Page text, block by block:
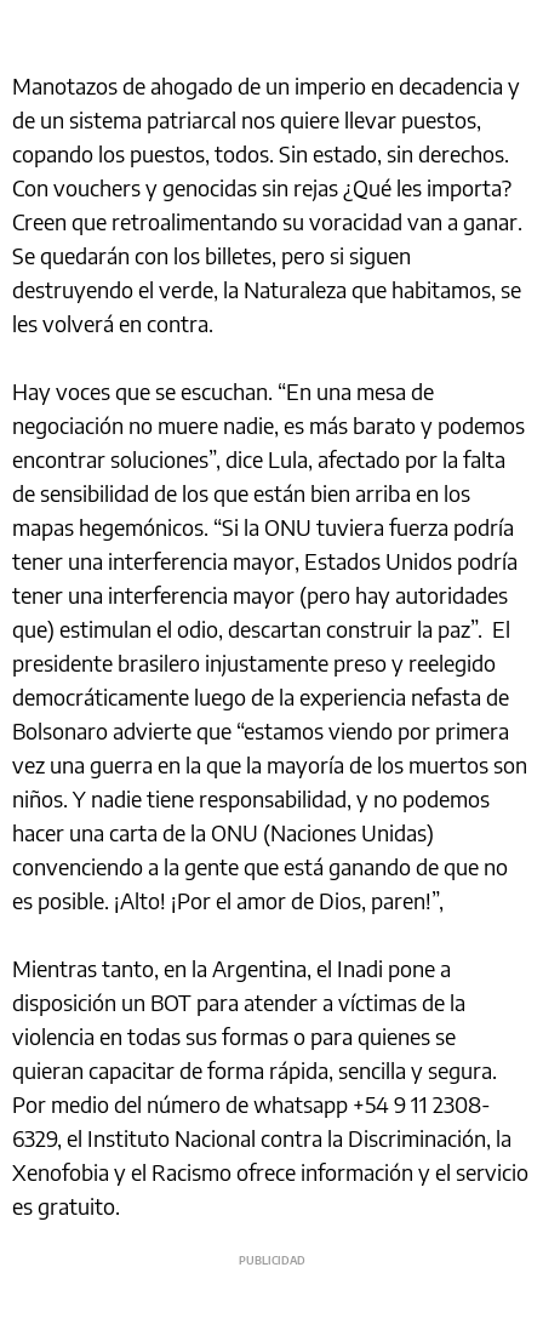
Manotazos de ahogado de un imperio en decadencia y
de un sistema patriarcal nos quiere llevar puestos,
copando los puestos, todos. Sin estado, sin derechos.
Con vouchers y genocidas sin rejas ¿Qué les importa?
Creen que retroalimentando su voracidad van a ganar.
Se quedarán con los billetes, pero si siguen
destruyendo el verde, la Naturaleza que habitamos, se
les volverá en contra.
Hay voces que se escuchan. “En una mesa de
negociación no muere nadie, es más barato y podemos
encontrar soluciones”, dice Lula, afectado por la falta
de sensibilidad de los que están bien arriba en los
mapas hegemónicos. “Si la ONU tuviera fuerza podría
tener una interferencia mayor, Estados Unidos podría
tener una interferencia mayor (pero hay autoridades
que) estimulan el odio, descartan construir la paz”. El
presidente brasilero injustamente preso y reelegido
democráticamente luego de la experiencia nefasta de
Bolsonaro advierte que “estamos viendo por primera
vez una guerra en la que la mayoría de los muertos son
niños. Y nadie tiene responsabilidad, y no podemos
hacer una carta de la ONU (Naciones Unidas)
convenciendo a la gente que está ganando de que no
es posible. ¡Alto! ¡Por el amor de Dios, paren!”,
Mientras tanto, en la Argentina, el Inadi pone a
disposición un BOT para atender a víctimas de la
violencia en todas sus formas o para quienes se
quieran capacitar de forma rápida, sencilla y segura.
Por medio del número de whatsapp +54 9 11 2308-
6329, el Instituto Nacional contra la Discriminación, la
Xenofobia y el Racismo ofrece información y el servicio
es gratuito.